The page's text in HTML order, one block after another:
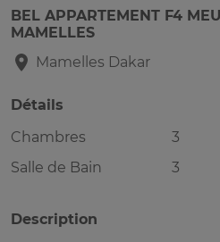
BEL APPARTEMENT F4
MAMELLES
Mamelles Dakar
Détails
Chambres
3
Salle de Bain
3
Description